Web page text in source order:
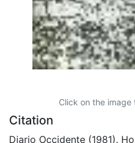
Click on the
Citation
Diario Occidente (1981).